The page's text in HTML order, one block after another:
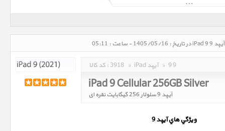
کد کالا : 3918 » iPad آیپد » 9 9
iPad 9 Cellular 256GB Silver
آیپد 9 سلولار 256 گیگابایت نقره ای
ويژگي هاي آيپد 9